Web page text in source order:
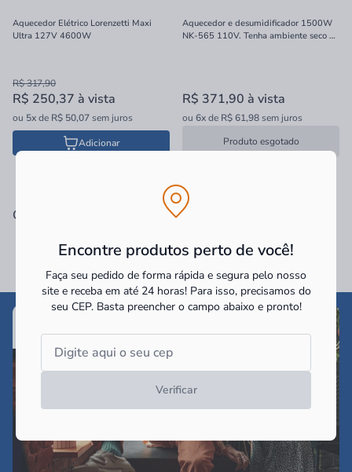
Encontre produtos perto de você!
Faça seu pedido de forma rápida e segura pelo nosso
site e receba em até 24 horas! Para isso, precisamos do
seu CEP. Basta preencher o campo abaixo e pronto!
Verificar
Aquecedor Elétrico Lorenzetti Maxi
Ultra 127V 4600W
R$ 317,90
R$ 250,37 à vista
ou 5xde R$ 50,07sem juros
Adicionar
Aquecedor e desumidificador 1500W
NK-565 110V. Tenha ambiente seco e
R$ 371,90 à vista
ou 6xde R$ 61,98sem juros
Produto esgotado
Categorias Relacionadas